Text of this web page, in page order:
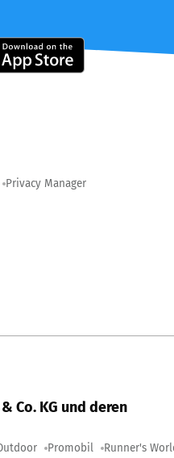
Privacy Manager
Co. KG und deren
Promobil Runner's